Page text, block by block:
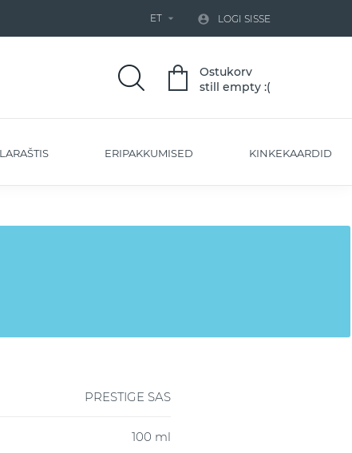
ET   LOGI SISSE
Ostukorv
still empty :(
ERIPAKKUMISED KINKEKAARDID
PRESTIGE SAS
100 ml